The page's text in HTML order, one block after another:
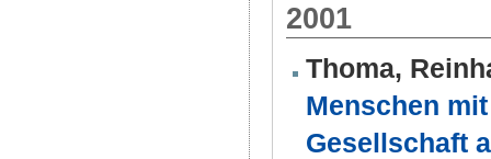
2001
Thoma,
Menschen
Gesellschaft